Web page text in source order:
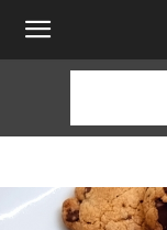
NOTICIAS
HORAS